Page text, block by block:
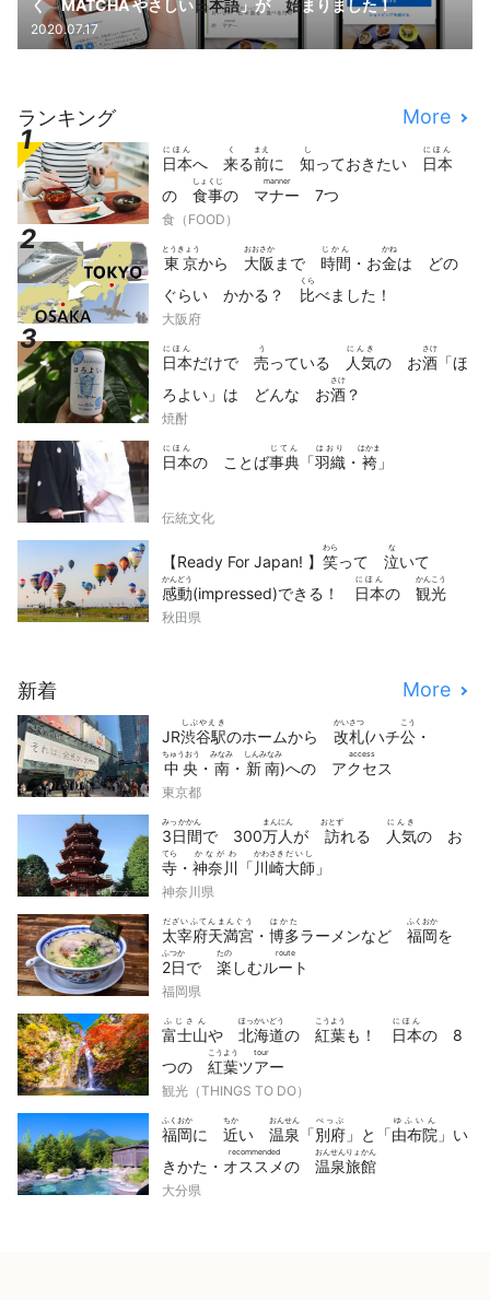
く MATCHA やさしい 日本語」が 始まりました！
2020.07.17
ランキング More
日本
にほん
へ 来
く
る前
まえ
に 知
し
っておきたい 日本
にほん
の 食事
しょくじ
の マナー
manner
7つ
食（FOOD）
東京
とうきょう
から 大阪
おおさか
まで 時間
じかん
・お金
かね
は どの
ぐらい かかる？ 比
くら
べました！
大阪府
日本
にほん
だけで 売
う
っている 人気
にんき
の お酒
さけ
「ほ
ろよい」は どんな お酒
さけ
？
焼酎
日本
にほん
の ことば事典
じてん
「羽織
はおり
・ 袴
はかま
」
伝統文化
【Ready For Japan! 】 笑
わら
って 泣
な
いて
感動
かんどう
(impressed)できる！ 日本
にほん
の 観光
かんこう
動画
どうが
10
秋田県
新着 More
JR渋谷駅
しぶやえき
のホームから 改札
かいさつ
(ハチ公
こう
・
中央
ちゅうおう
・ 南
みなみ
・ 新南
しんみなみ
)への アクセス
access
東京都
3日間
みっかかん
で 300万人
まんにん
が 訪
おとず
れる 人気
にんき
の お
寺
てら
・ 神奈川
かながわ
「 川崎
かわさき
大師
だいし
」
神奈川県
太宰府天満宮
だざいふてんまんぐう
・ 博多
はかた
ラーメンなど 福岡
ふくおか
を
2日
ふつか
で 楽
たの
しむルート
route
福岡県
富士山
ふじさん
や 北海道
ほっかいどう
の 紅葉
こうよう
も！ 日本
にほん
の 8
つの 紅葉
こうよう
ツアー
tour
観光（THINGS TO DO）
福岡
ふくおか
に 近
ちか
い 温泉
おんせん
「別府
べっぷ
」と「由布院
ゆふいん
」い
きかた・ オススメ
recommended
の 温泉旅館
おんせんりょかん
大分県